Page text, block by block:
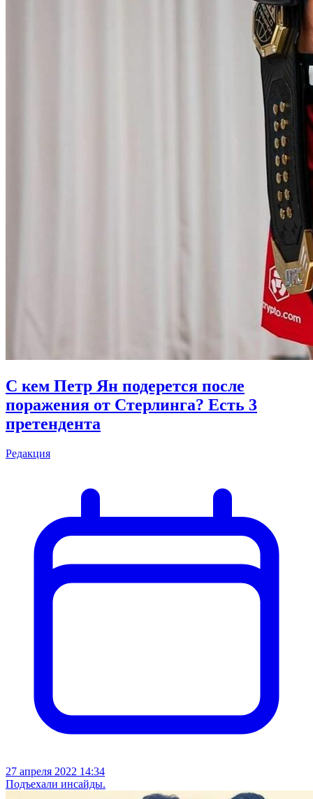
С кем Петр Ян подерется после
поражения от Стерлинга? Есть 3
претендента
Редакция
27 апреля 2022 14:34
Подъехали инсайды.